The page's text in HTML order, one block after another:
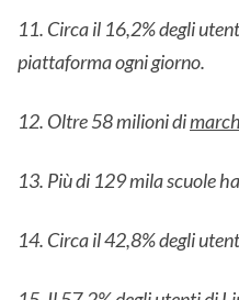
11. Circa il 16,2% degli
piattaforma ogni giorno.
12. Oltre 58 milioni di
13. Più di 129 mila scuole
14. Circa il 42,8% degli